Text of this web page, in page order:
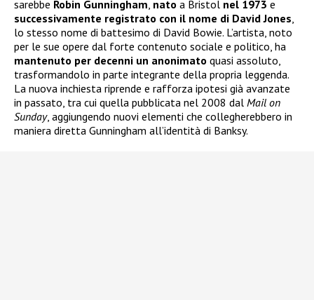
sarebbe Robin Gunningham, nato a Bristol nel 1973 e
successivamente registrato con il nome di David Jones,
lo stesso nome di battesimo di David Bowie. L’artista, noto
per le sue opere dal forte contenuto sociale e politico, ha
mantenuto per decenni un anonimato quasi assoluto,
trasformandolo in parte integrante della propria leggenda.
La nuova inchiesta riprende e rafforza ipotesi già avanzate
in passato, tra cui quella pubblicata nel 2008 dal Mail on
Sunday, aggiungendo nuovi elementi che collegherebbero in
maniera diretta Gunningham all’identità di Banksy.